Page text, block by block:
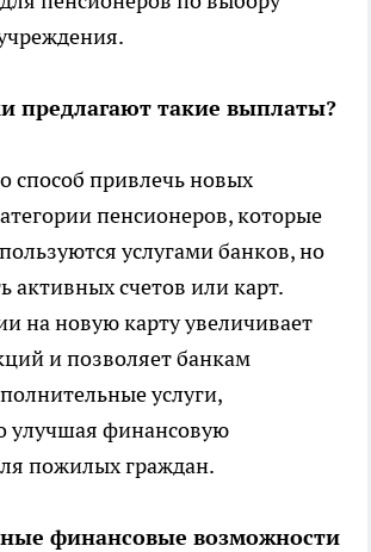
предлагают такие выплаты?
способ привлечь новых
пенсионеров, которые
услугами банков, но
активных счетов или карт.
на новую карту увеличивает
и позволяет банкам
услуги,
улучшая финансовую
пожилых граждан.
финансовые возможности